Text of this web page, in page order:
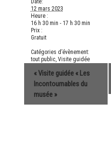
Date:
12 mars 2023
Heure :
16 h 30 min - 17 h 30 min
Prix :
Gratuit
Catégories d’évènement:
tout public, Visite guidée
«Visite guidée « Les
Incontournables du
musée »